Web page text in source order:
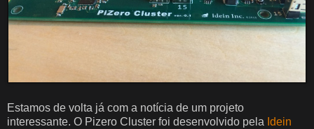
Estamos de volta já com a notícia de um projeto
interessante. O Pizero Cluster foi desenvolvido pela Idein